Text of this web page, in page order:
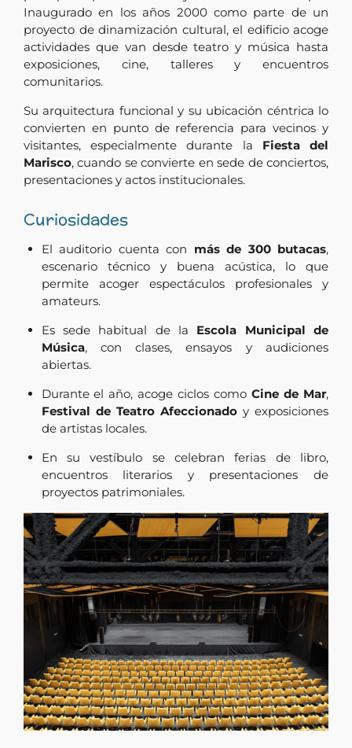
Inaugurado en los años 2000 como parte de un
proyecto de dinamización cultural, el edificio acoge
actividades que van desde teatro y música hasta
exposiciones, cine, talleres y encuentros
comunitarios.
Su arquitectura funcional y su ubicación céntrica lo
convierten en punto de referencia para vecinos y
visitantes, especialmente durante la Fiesta del
Marisco, cuando se convierte en sede de conciertos,
presentaciones y actos institucionales.
Curiosidades
El auditorio cuenta con más de 300 butacas,
escenario técnico y buena acústica, lo que
permite acoger espectáculos profesionales y
amateurs.
Es sede habitual de la Escola Municipal de
Música, con clases, ensayos y audiciones
abiertas.
Durante el año, acoge ciclos comoCine de Mar,
Festival de Teatro Afeccionadoy exposiciones
de artistas locales.
En su vestíbulo se celebran ferias de libro,
encuentros literarios y presentaciones de
proyectos patrimoniales.